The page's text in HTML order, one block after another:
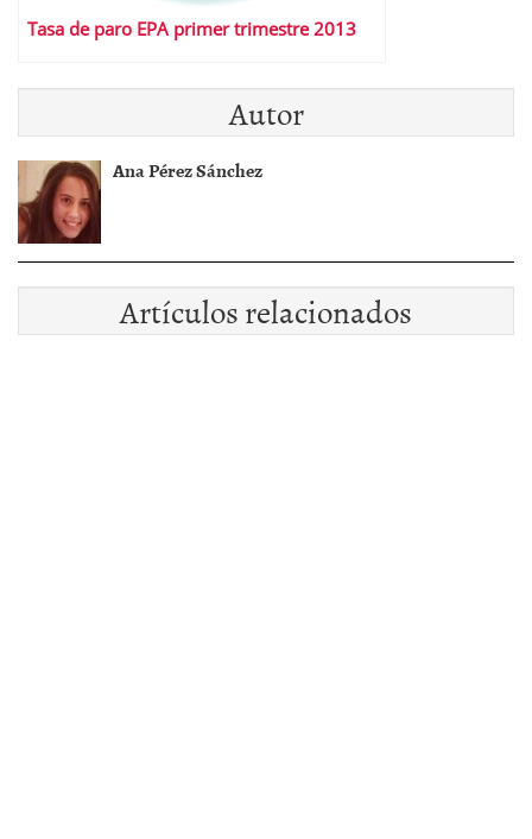
Tasa de paro EPA primer trimestre 2013
Autor
Ana Pérez Sánchez
Artículos relacionados